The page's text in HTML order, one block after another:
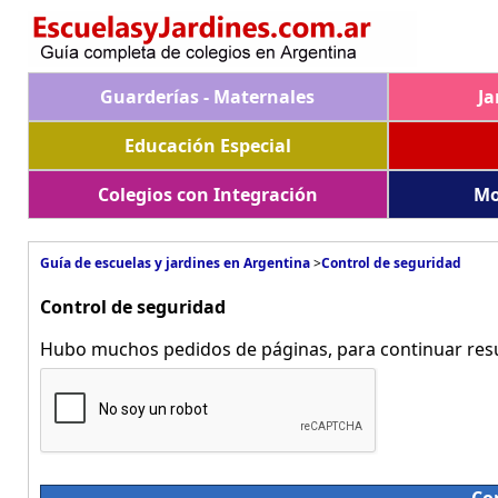
Guarderías - Maternales
Educación Especial
Colegios con Integración
Guía de escuelas y jardines en Argentina>Control de seguridad
Control de seguridad
Hubo muchos pedidos de páginas, para continuar